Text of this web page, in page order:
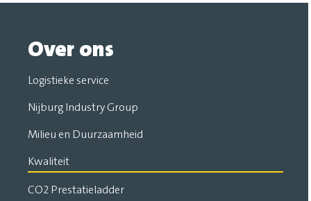
Over ons
Logistieke service
Nijburg Industry Group
Milieu en Duurzaamheid
Kwaliteit
CO2 Prestatieladder